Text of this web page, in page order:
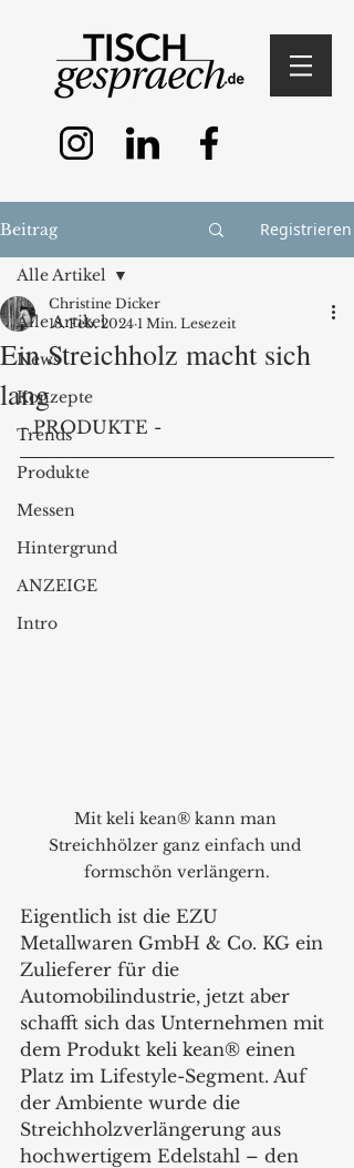
Beitrag Registrieren
Alle Artikel
News
Konzepte
Trends
Produkte
Messen
Hintergrund
ANZEIGE
Intro
Alle Artikel
Ein Streichholz macht sich
lang
Christine Dicker
18. Feb. 2024 1 Min. Lesezeit
- PRODUKTE -
Mit keli kean® kann man
Streichhölzer ganz einfach und
formschön verlängern.
Eigentlich ist die EZU
Metallwaren GmbH & Co. KG ein
Zulieferer für die
Automobilindustrie, jetzt aber
schafft sich das Unternehmen mit
dem Produkt keli kean® einen
Platz im Lifestyle-Segment. Auf
der Ambiente wurde die
Streichholzverlängerung aus
hochwertigem Edelstahl – den